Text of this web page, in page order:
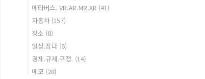
메타버스. VR.AR.MR.XR (41)
자동차 (157)
장소 (8)
일상.잡다 (6)
경제.규제.규정. (14)
메모 (28)